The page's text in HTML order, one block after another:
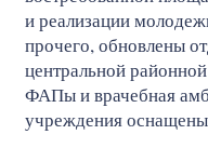
и реализации
прочего, обновлены
центральной
ФАПы и врачебная
учреждения